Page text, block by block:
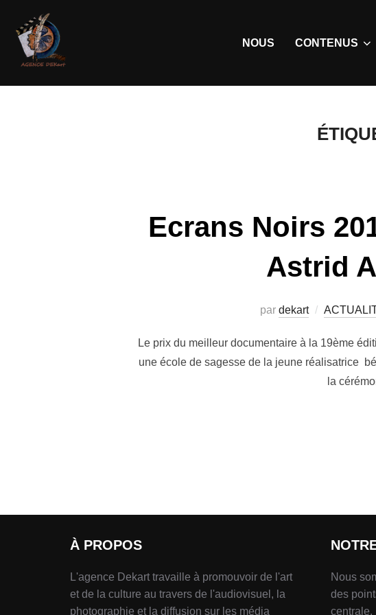
NOUS CONTENUS
Ecrans Noirs
Astrid
par dekart
Le prix du meilleur documentaire à la 19ème
une école de sagesse de la jeune réalisatrice
la
À PROPOS
L'agence Dekart travaille à promouvoir de l'art
et de la culture au travers de l'audiovisuel, la
photographie et la diffusion sur les média
Nous
des
centrale.